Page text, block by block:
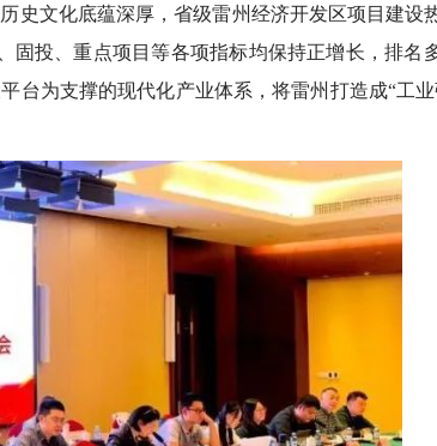
文化底蕴深厚，省级雷州经济开发区项目建设
固投、重点项目等各项指标均保持正增长，排名
台为支撑的现代化产业体系，将雷州打造成“工